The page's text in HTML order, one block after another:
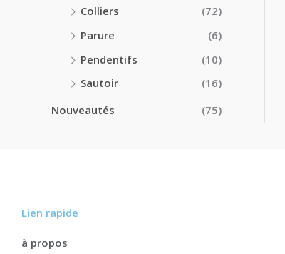
Colliers
(72)
Parure
(6)
Pendentifs
(10)
Sautoir
(16)
Nouveautés
(75)
Lien rapide
à propos